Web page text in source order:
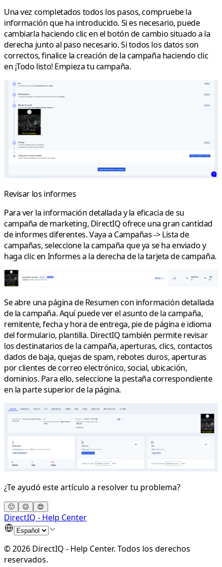
Una vez completados todos los pasos, compruebe la
información que ha introducido. Si es necesario, puede
cambiarla haciendo clic en el botón de cambio situado a la
derecha junto al paso necesario. Si todos los datos son
correctos, finalice la creación de la campaña haciendo clic
en ¡Todo listo! Empieza tu campaña.
Revisar los informes
Para ver la información detallada y la eficacia de su
campaña de marketing, DirectIQ ofrece una gran cantidad
de informes diferentes. Vaya a Campañas->Lista de
campañas, seleccione la campaña que ya se ha enviado y
haga clic en Informes a la derecha de la tarjeta de campaña.
Se abre una página deResumencon información detallada
de la campaña. Aquí puede ver el asunto de la campaña,
remitente, fecha y hora de entrega, pie de página e idioma
del formulario, plantilla. DirectIQ también permite revisar
los destinatarios de la campaña, aperturas, clics, contactos
dados de baja, quejas de spam, rebotes duros, aperturas
por clientes de correo electrónico, social, ubicación,
dominios. Para ello, seleccione la pestaña correspondiente
en la parte superior de la página.
¿Te ayudó este artículo a resolver tu problema?
🙁 😐 😍
DirectIQ - Help Center
©2026 DirectIQ - Help Center. Todos los derechos
reservados.